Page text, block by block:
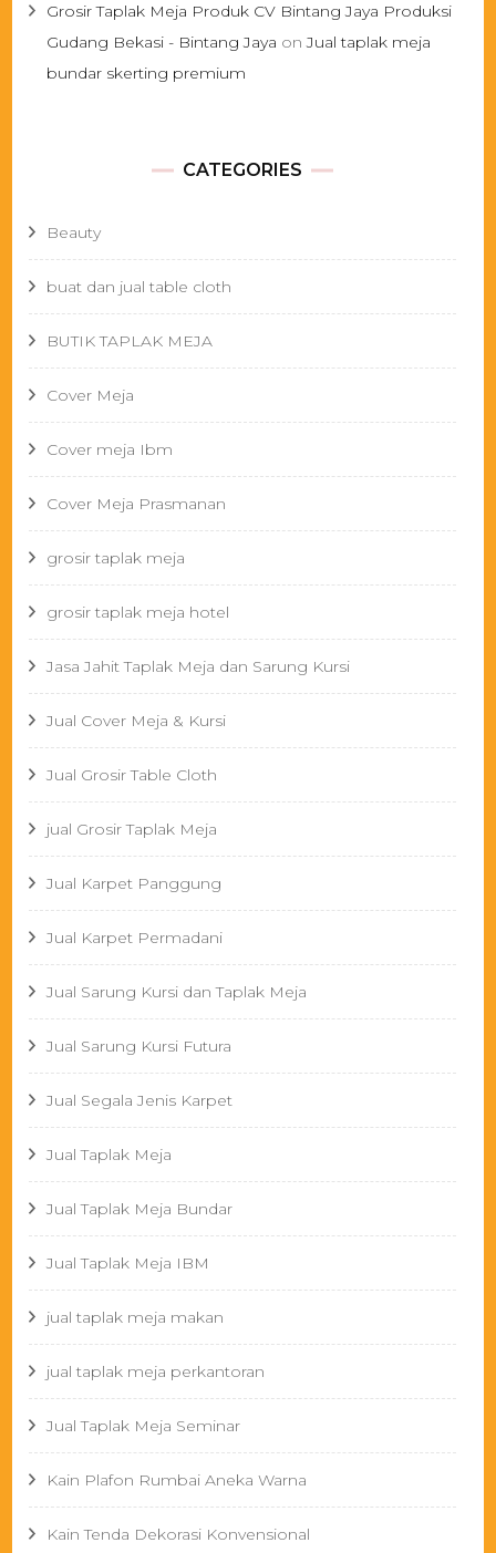
Grosir Taplak Meja Produk CV Bintang Jaya Produksi
Gudang Bekasi - Bintang Jaya onJual taplak meja
bundar skerting premium
CATEGORIES
Beauty
buat dan jual table cloth
BUTIK TAPLAK MEJA
Cover Meja
Cover meja Ibm
Cover Meja Prasmanan
grosir taplak meja
grosir taplak meja hotel
Jasa Jahit Taplak Meja dan Sarung Kursi
Jual Cover Meja & Kursi
Jual Grosir Table Cloth
jual Grosir Taplak Meja
Jual Karpet Panggung
Jual Karpet Permadani
Jual Sarung Kursi dan Taplak Meja
Jual Sarung Kursi Futura
Jual Segala Jenis Karpet
Jual Taplak Meja
Jual Taplak Meja Bundar
Jual Taplak Meja IBM
jual taplak meja makan
jual taplak meja perkantoran
Jual Taplak Meja Seminar
Kain Plafon Rumbai Aneka Warna
Kain Tenda Dekorasi Konvensional